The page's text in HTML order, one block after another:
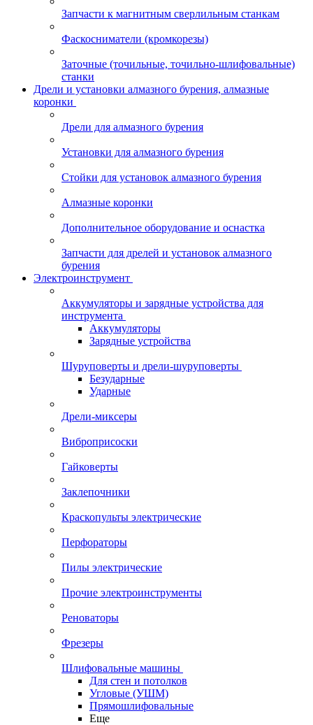
Запчасти к магнитным сверлильным станкам
Фаскосниматели (кромкорезы)
Заточные (точильные, точильно-шлифовальные)
станки
Дрели и установки алмазного бурения, алмазные
коронки
Дрели для алмазного бурения
Установки для алмазного бурения
Стойки для установок алмазного бурения
Алмазные коронки
Дополнительное оборудование и оснастка
Запчасти для дрелей и установок алмазного
бурения
Электроинструмент
Аккумуляторы и зарядные устройства для
инструмента
Аккумуляторы
Зарядные устройства
Шуруповерты и дрели-шуруповерты
Безударные
Ударные
Дрели-миксеры
Виброприсоски
Гайковерты
Заклепочники
Краскопульты электрические
Перфораторы
Пилы электрические
Прочие электроинструменты
Реноваторы
Фрезеры
Шлифовальные машины
Для стен и потолков
Угловые (УШМ)
Прямошлифовальные
Еще